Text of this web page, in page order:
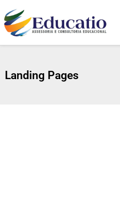
Landing Pages